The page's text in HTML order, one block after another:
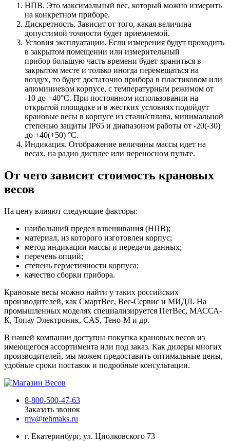
НПВ. Это максимальный вес, который можно измерить
на конкретном приборе.
Дискретность. Зависит от того, какая величина
допустимой точности будет приемлемой.
Условия эксплуатации. Если измерения будут проходить
в закрытом помещении или измерительный
прибор большую часть времени будет храниться в
закрытом месте и только иногда перемещаться на
воздух, то будет достаточно прибора в пластиковом или
алюминиевом корпусе, с температурным режимом от
-10 до +40°С. При постоянном использовании на
открытой площадке и в жестких условиях подойдут
крановые весы в корпусе из стали/сплава, минимальной
степенью защиты IP65 и диапазоном работы от -20(-30)
до +40(+50) °С.
Индикация. Отображение величины массы идет на
весах, на радио дисплее или переносном пульте.
От чего зависит стоимость крановых
весов
На цену влияют следующие факторы:
наибольший предел взвешивания (НПВ);
материал, из которого изготовлен корпус;
метод индикации массы и передачи данных;
перечень опций;
степень герметичности корпуса;
качество сборки прибора.
Крановые весы можно найти у таких российских
производителей, как СмартВес, Вес-Сервис и МИДЛ. На
промышленных моделях специализируется ПетВес, МАССА-
К, Топау Электроник, CAS, Тено-М и др.
В нашей компании доступна покупка крановых весов из
имеющегося ассортимента или под заказ. Как дилеры многих
производителей, мы можем предоставить оптимальные цены,
удобные сроки поставок и подробные консультации.
8-800-500-47-63
Заказать звонок
mv@tehmaks.ru
г. Екатеринбург, ул. Циолковского 73